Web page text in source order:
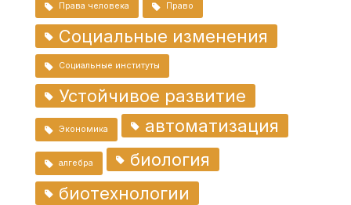
Права человека Право
Социальные изменения
Социальные институты
Устойчивое развитие
Экономика автоматизация
алгебра
биология
биотехнологии